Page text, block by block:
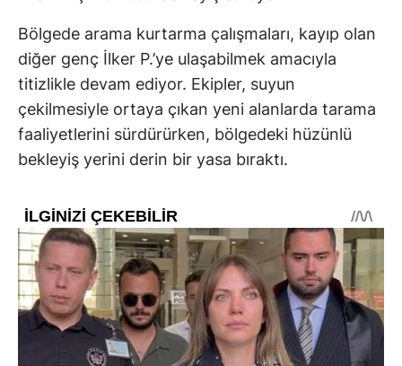
Bölgede arama kurtarma çalışmaları, kayıp olan
diğer genç İlker P.’ye ulaşabilmek amacıyla
titizlikle devam ediyor. Ekipler, suyun
çekilmesiyle ortaya çıkan yeni alanlarda tarama
faaliyetlerini sürdürürken, bölgedeki hüzünlü
bekleyiş yerini derin bir yasa bıraktı.